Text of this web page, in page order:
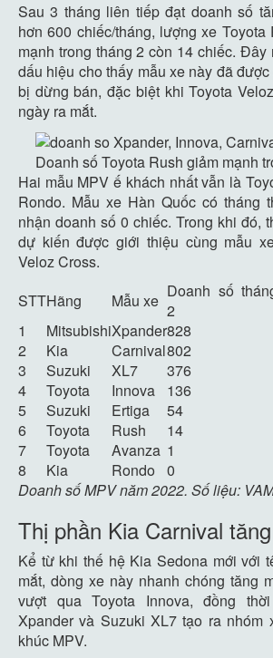
Sau 3 tháng liên tiếp đạt doanh số
hơn 600 chiếc/tháng, lượng xe
mạnh trong tháng 2 còn 14 chiếc.
dấu hiệu cho thấy mẫu xe này đã
bị dừng bán, đặc biệt khi Toyota
ngày ra mắt.
Doanh số Toyota Rush giảm mạnh
Hai mẫu MPV ế khách nhất vẫn là
Rondo. Mẫu xe Hàn Quốc có tháng
nhận doanh số 0 chiếc. Trong khi đó,
dự kiến được giới thiệu cùng mẫu
Veloz Cross.
STTHãng Mẫu xe Doanh số
2
1
MitsubishiXpander828
2
Kia Carnival802
3
Suzuki XL7 376
4
Toyota Innova 136
5
Suzuki Ertiga 54
6
Toyota Rush 14
7
Toyota Avanza 1
8
Kia Rondo 0
Doanh số MPV năm 2022. Số liệu:
Thị phần Kia Carnival
Kể từ khi thế hệ Kia Sedona mới với
mắt, dòng xe này nhanh chóng tăng
vượt qua Toyota Innova, đồng
Xpander và Suzuki XL7 tạo ra nhóm
khúc MPV.